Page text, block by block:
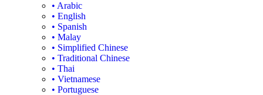
• Arabic
• English
• Spanish
• Malay
• Simplified Chinese
• Traditional Chinese
• Thai
• Vietnamese
• Portuguese